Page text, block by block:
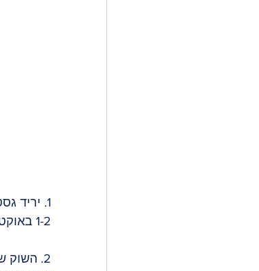
1. יריד גסטרונומי בבורן ושמו
1-2 באוקטובר
2. השוק שתמיד רוצים לחזור אליו - כי אין משהו יותר שיקי מ-